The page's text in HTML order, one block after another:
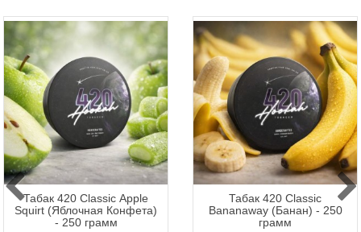
Табак 420 Classic Apple
Squirt (Яблочная Конфета)
- 250 грамм
Табак 420 Classic
Bananaway (Банан) - 250
грамм